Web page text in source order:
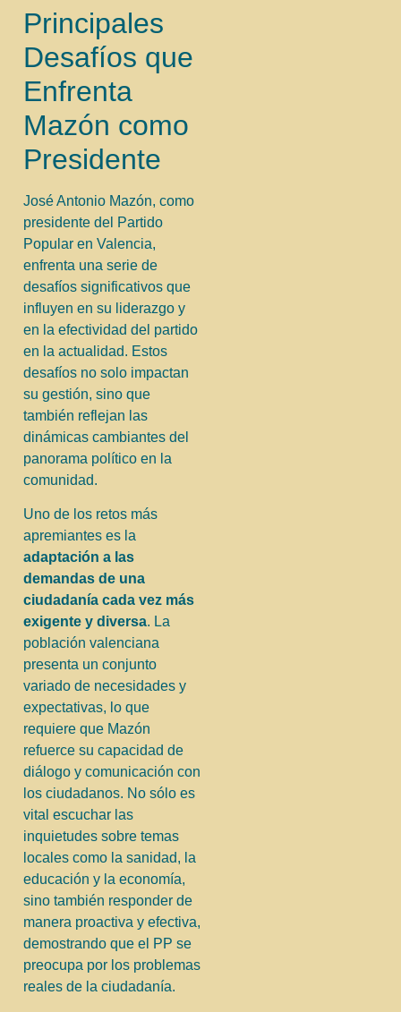
Principales
Desafíos que
Enfrenta
Mazón como
Presidente
José Antonio Mazón, como
presidente del Partido
Popular en Valencia,
enfrenta una serie de
desafíos significativos que
influyen en su liderazgo y
en la efectividad del partido
en la actualidad. Estos
desafíos no solo impactan
su gestión, sino que
también reflejan las
dinámicas cambiantes del
panorama político en la
comunidad.
Uno de los retos más
apremiantes es la
adaptación a las
demandas de una
ciudadanía cada vez más
exigente y diversa. La
población valenciana
presenta un conjunto
variado de necesidades y
expectativas, lo que
requiere que Mazón
refuerce su capacidad de
diálogo y comunicación con
los ciudadanos. No sólo es
vital escuchar las
inquietudes sobre temas
locales como la sanidad, la
educación y la economía,
sino también responder de
manera proactiva y efectiva,
demostrando que el PP se
preocupa por los problemas
reales de la ciudadanía.